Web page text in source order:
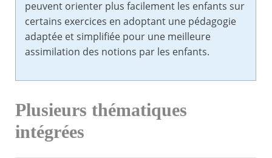
peuvent orienter plus facilement les enfants sur
certains exercices en adoptant une pédagogie
adaptée et simplifiée pour une meilleure
assimilation des notions par les enfants.
Plusieurs thématiques
intégrées